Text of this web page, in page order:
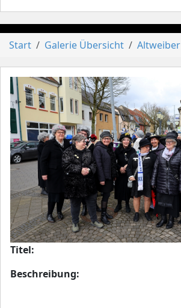
Start Galerie Übersicht Altweiber
Titel:
Beschreibung: